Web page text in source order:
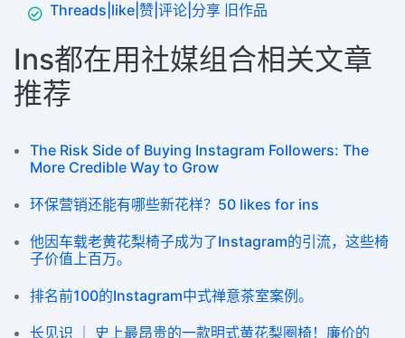
Threads|like|赞|评论|分享 旧作品
Ins都在用社媒组合相关文章
推荐
The Risk Side of Buying Instagram Followers: The
More Credible Way to Grow
环保营销还能有哪些新花样？50 likes for ins
他因车载老黄花梨椅子成为了Instagram的引流，这些椅
子价值上百万。
排名前100的Instagram中式禅意茶室案例。
长见识 ｜ 史上最昂贵的一款明式黄花梨圈椅！廉价的